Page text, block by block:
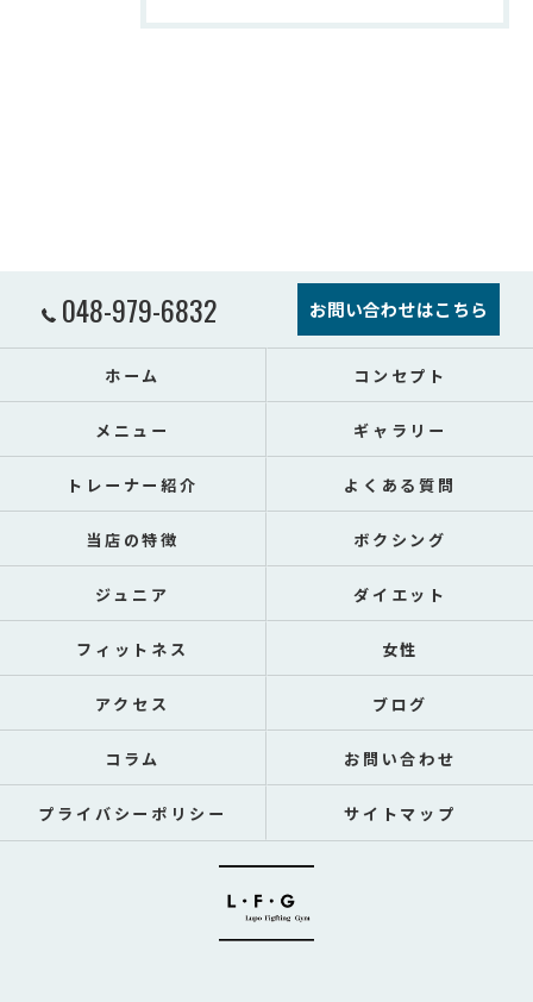
048-979-6832 お問い合わせはこちら
ホーム コンセプト
メニュー ギャラリー
トレーナー紹介 よくある質問
当店の特徴 ボクシング
ジュニア ダイエット
フィットネス 女性
アクセス ブログ
コラム お問い合わせ
プライバシーポリシー サイトマップ